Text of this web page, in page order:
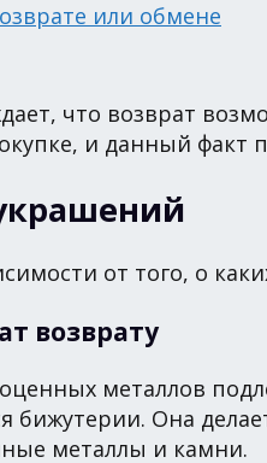
или обмене
что возврат
и данный факт
от того, о
возврату
металлов
бижутерии. Она
металлы и камни.